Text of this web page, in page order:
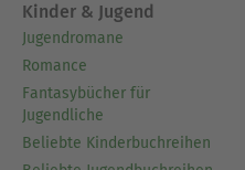
Kinder & Jugend
Jugendromane
Romance
Fantasybücher für
Jugendliche
Beliebte Kinderbuchreihen